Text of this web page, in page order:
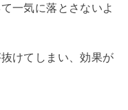
一気に落とさないよ
けてしまい、効果が